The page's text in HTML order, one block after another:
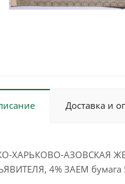
Доставка и
ХАРЬКОВО-АЗОВСКАЯ
4% ЗАЕМ бумага